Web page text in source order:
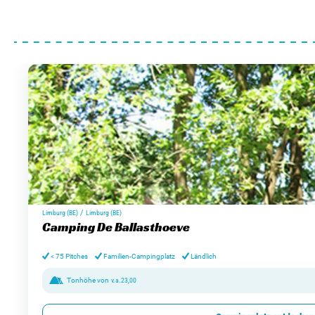
Limburg (BE) / Limburg (BE)
Camping De Ballasthoeve
< 75 Pitches Familien-Campingplatz Ländlich
Tonhöhe von v.a.23,00